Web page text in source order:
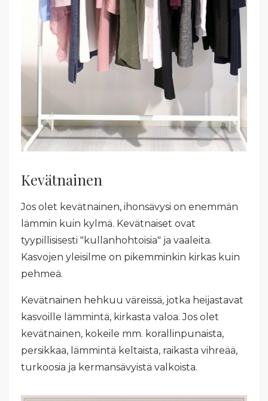
Kevätnainen
Jos olet kevätnainen, ihonsävysi on enemmän
lämmin kuin kylmä. Kevätnaiset ovat
tyypillisisesti "kullanhohtoisia" ja vaaleita.
Kasvojen yleisilme on pikemminkin kirkas kuin
pehmeä.
Kevätnainen hehkuu väreissä, jotka heijastavat
kasvoille lämmintä, kirkasta valoa. Jos olet
kevätnainen, kokeile mm. korallinpunaista,
persikkaa, lämmintä keltaista, raikasta vihreää,
turkoosia ja kermansävyistä valkoista.